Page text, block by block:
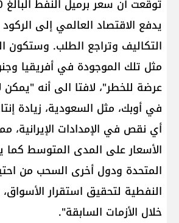
يدفع الاقتصاد العالمي إلى
التكاليف وتراجع الطلب. وستكون
مثل تلك الموجودة في أفريقيا
عرضة للخطر"، لافتا الى أنه "يمكن
في أوبك، مثل السعودية، زيادة
أي نقص في الإمدادات الإيرانية،
الأسعار على المدى المتوسط كما
المتحدة ودول أخرى السحب من
النفطية لتحقيق استقرار
خلال الأزمات السابقة".